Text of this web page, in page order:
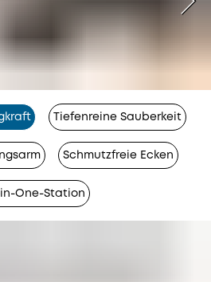
Tiefenreine Sauberkeit
Schmutzfreie Ecken
One-Station